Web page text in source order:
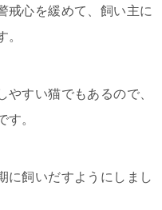
戒心を緩めて、飼い主に
。
すい猫でもあるので、
す。
に飼いだすようにしまし